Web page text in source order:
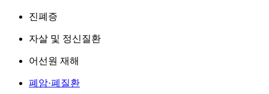
진폐증
자살 및 정신질환
어선원 재해
폐암·폐질환